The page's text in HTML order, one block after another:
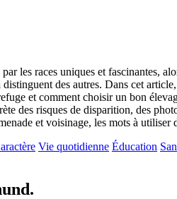
les races uniques et fascinantes,
des autres. Dans cet
et comment choisir un bon
des risques de disparition, des
et voisinage, les mots à
Vie quotidienne Éducation